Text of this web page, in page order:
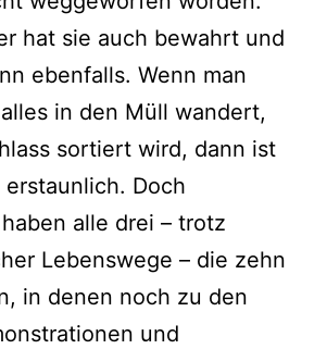
hat sie auch bewahrt und
ebenfalls. Wenn man
in den Müll wandert,
sortiert wird, dann ist
Doch
alle drei – trotz
Lebenswege – die zehn
in denen noch zu den
und